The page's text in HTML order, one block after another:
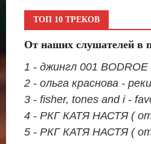
ТОП 10 ТРЕКОВ
От наших слушателей в
1 - джингл 001 BODROE
2 - ольга краснова - реки
3 - fisher, tones and i -
4 - РКГ КАТЯ НАСТЯ (
5 - РКГ КАТЯ НАСТЯ (